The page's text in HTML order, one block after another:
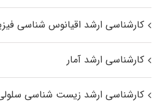
کارشناسی ارشد اقیانوس‌ شناسی
کارشناسی ارشد آمار
کارشناسی ارشد زیست شناسی